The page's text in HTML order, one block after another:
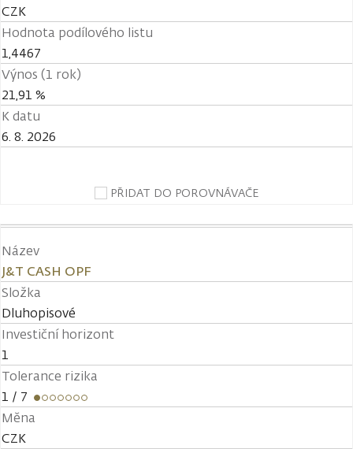
CZK
Hodnota podílového listu
1,4467
Výnos (1 rok)
21,91 %
K datu
6. 8. 2026
PŘIDAT DO POROVNÁVAČE
Název
J&T CASH OPF
Složka
Dluhopisové
Investiční horizont
1
Tolerance rizika
1 / 7
Měna
CZK